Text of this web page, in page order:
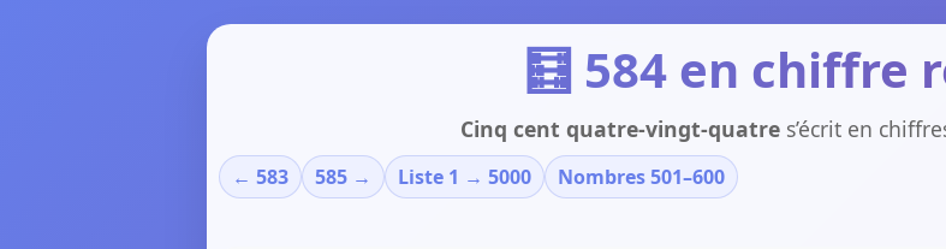
🧮 584 en chiffre
Cinq cent quatre-vingt-quatres’écrit en
← 583 585 → Liste 1 → 5000 Nombres 501–600